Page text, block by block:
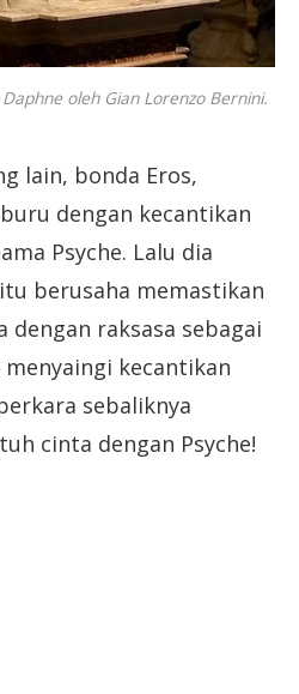
oleh Gian Lorenzo Bernini.
lain, bonda Eros,
dengan kecantikan
Psyche. Lalu dia
berusaha memastikan
raksasa sebagai
kecantikan
sebaliknya
cinta dengan Psyche!